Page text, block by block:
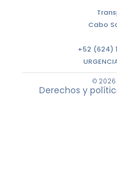
Cabo
+52 (624)
© 2026
Derechos y